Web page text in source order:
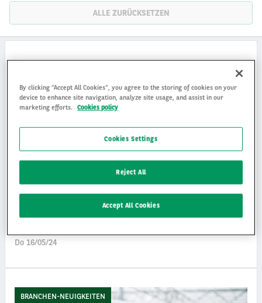
ALLE ZURÜCKSETZEN
Fleet and Mobility Barometer 2024
Firmenflotten in der Schweiz: Wachstumserwartungen und alternative
Do 16/05/24
BRANCHEN-NEUIGKEITEN
By clicking “Accept All Cookies”, you agree to the storing of cookies on your
device to enhance site navigation, analyze site usage, and assist in our
marketing efforts.
Cookies policy
Cookies Settings
Reject All
Accept All Cookies